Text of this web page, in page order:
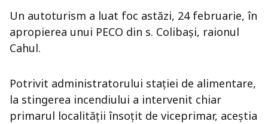
Un autoturism a luat foc astăzi, 24 februarie, în
apropierea unui PECO din s. Colibași, raionul
Cahul.
Potrivit administratorului stației de alimentare,
la stingerea incendiului a intervenit chiar
primarul localității însoțit de viceprimar, aceștia